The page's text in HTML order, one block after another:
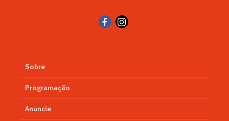
Sobre
Programação
Anuncie